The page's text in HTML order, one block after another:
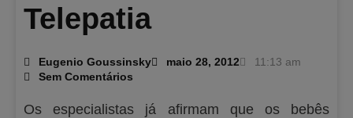
Telepatia
Eugenio Goussinsky maio 28, 2012
11:13 am
Sem Comentários
Os especialistas já afirmam que os bebês